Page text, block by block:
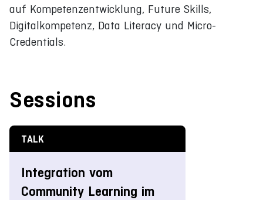
auf Kompetenzentwicklung, Future Skills,
Digitalkompetenz, Data Literacy und Micro-
Credentials.
Sessions
TALK
Integration vom
Community Learning im